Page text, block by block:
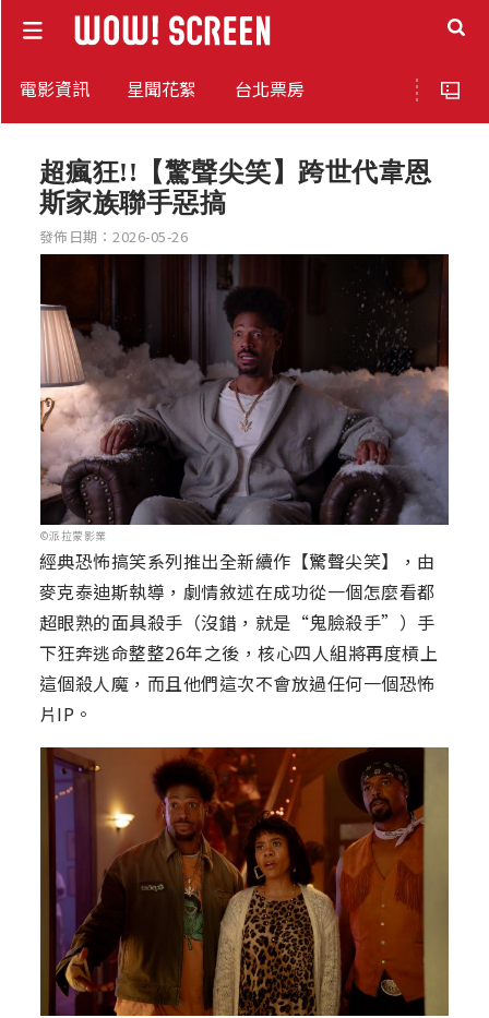
電影資訊 星聞花絮 台北票房
超瘋狂!!【驚聲尖笑】跨世代韋恩
斯家族聯手惡搞
發佈日期：2026-05-26
©派拉蒙影業
經典恐怖搞笑系列推出全新續作【驚聲尖笑】，由
麥克泰迪斯執導，劇情敘述在成功從一個怎麼看都
超眼熟的面具殺手（沒錯，就是“鬼臉殺手”）手
下狂奔逃命整整26年之後，核心四人組將再度槓上
這個殺人魔，而且他們這次不會放過任何一個恐怖
片IP。